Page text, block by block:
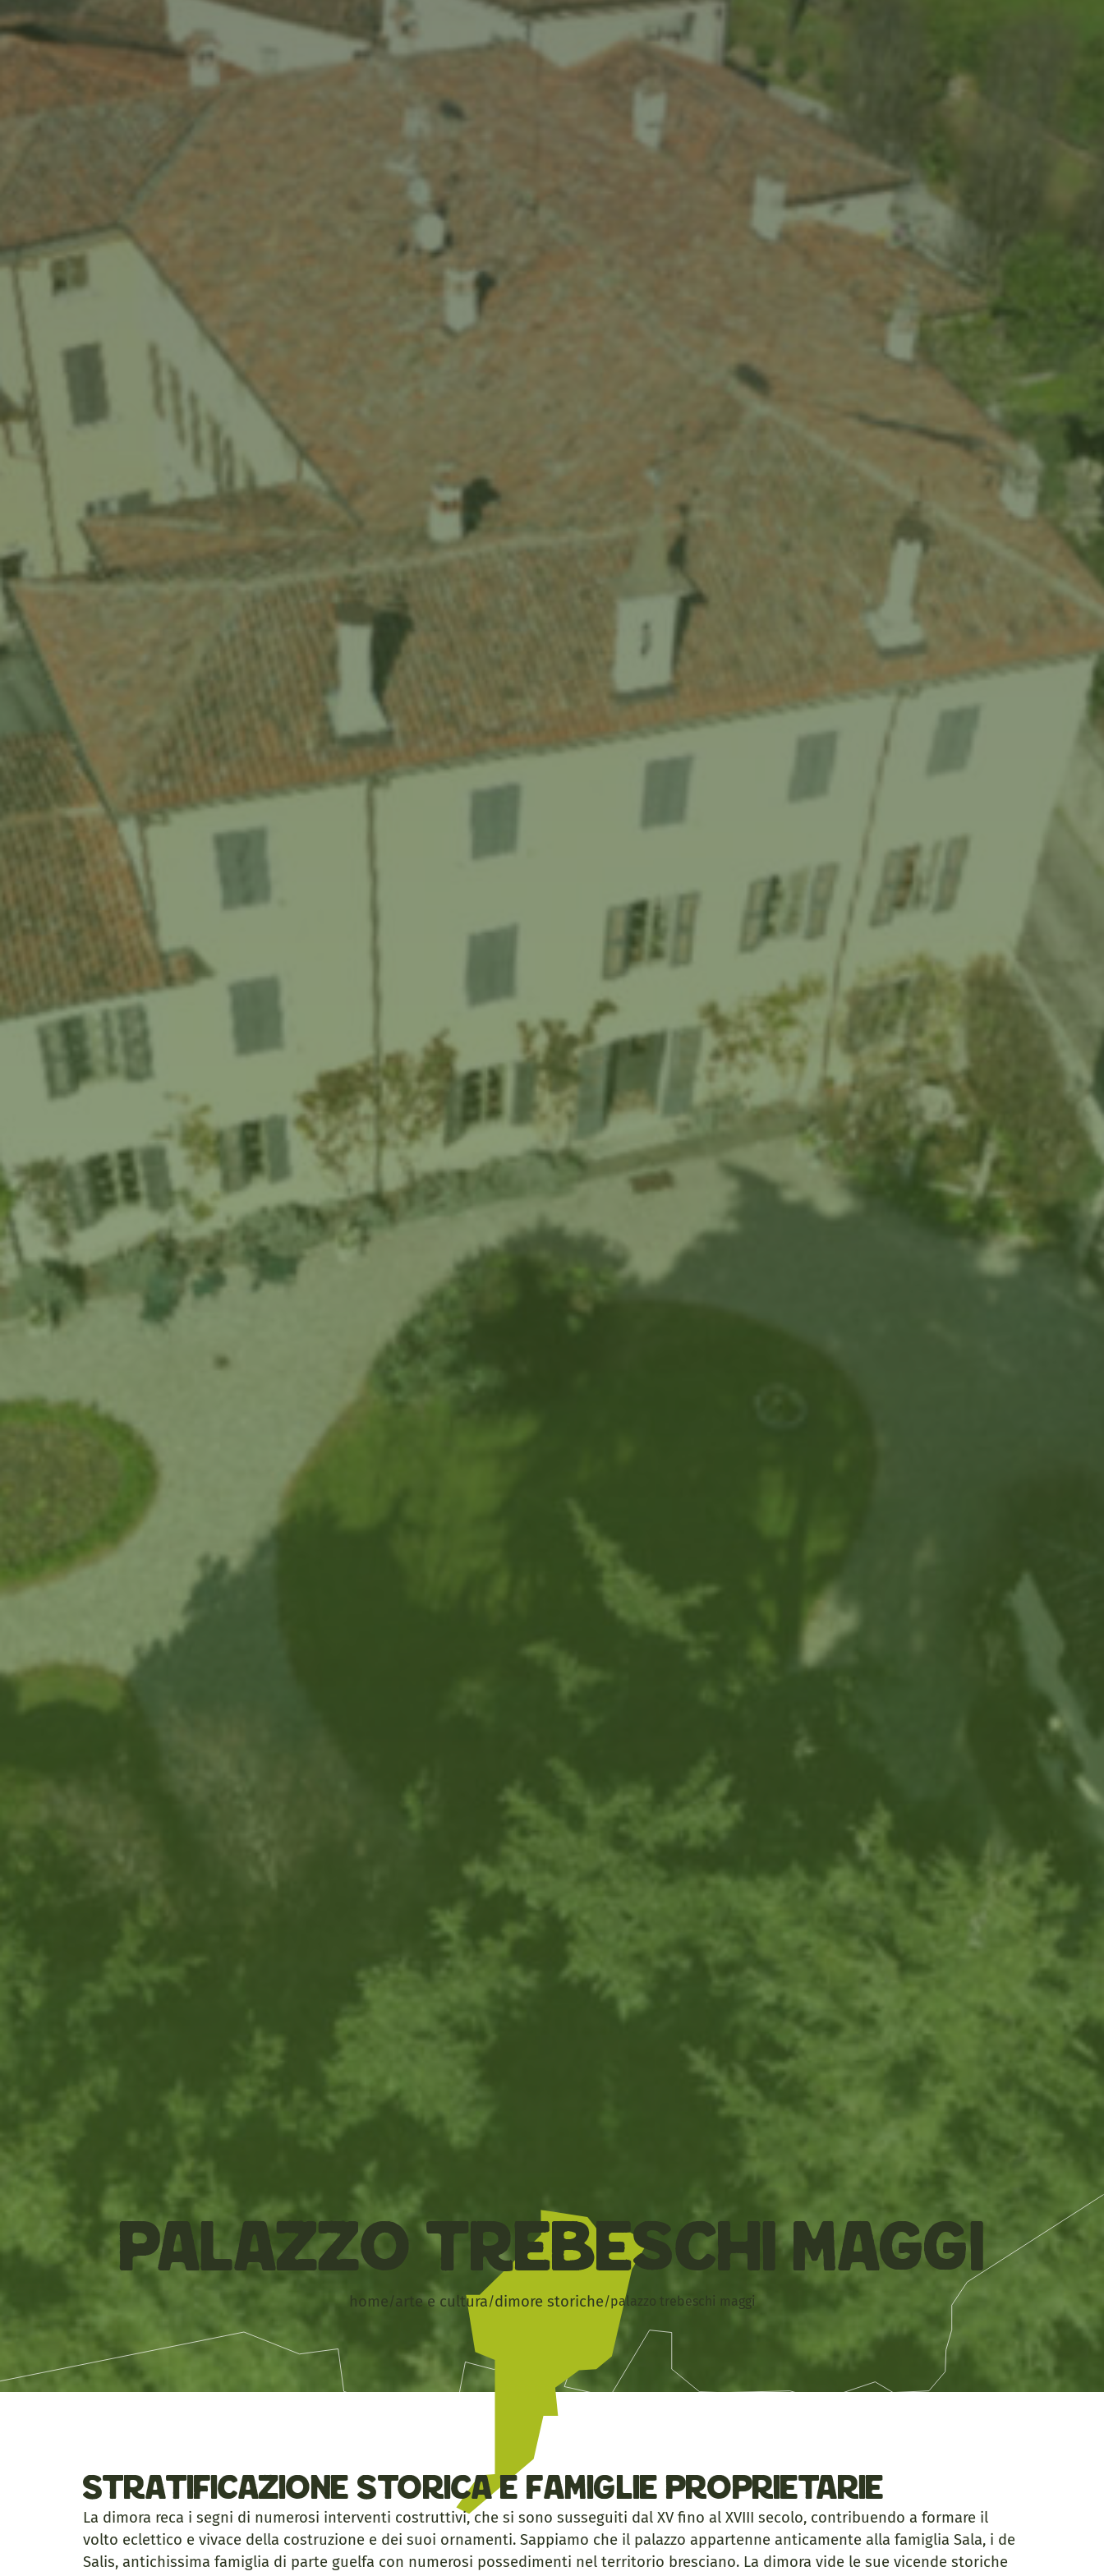
Palazzo Trebeschi Maggi
home/arte e cultura/dimore storiche/palazzo trebeschi maggi
Stratificazione storica e famiglie proprietarie
La dimora reca i segni di numerosi interventi costruttivi, che si sono susseguiti dal XV fino al XVIII secolo, contribuendo a formare il
volto eclettico e vivace della costruzione e dei suoi ornamenti. Sappiamo che il palazzo appartenne anticamente alla famiglia Sala, i de
Salis, antichissima famiglia di parte guelfa con numerosi possedimenti nel territorio bresciano. La dimora vide le sue vicende storiche